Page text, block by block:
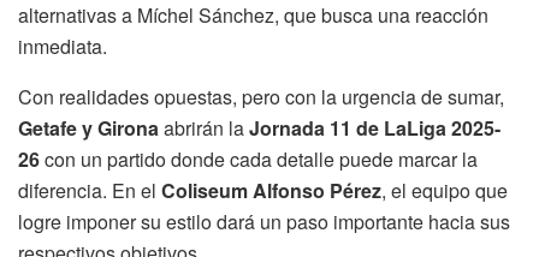
alternativas a Míchel Sánchez, que busca una reacción
inmediata.
Con realidades opuestas, pero con la urgencia de sumar,
Getafe y Gironaabrirán laJornada 11 de LaLiga 2025-
26con un partido donde cada detalle puede marcar la
diferencia. En el Coliseum Alfonso Pérez, el equipo que
logre imponer su estilo dará un paso importante hacia sus